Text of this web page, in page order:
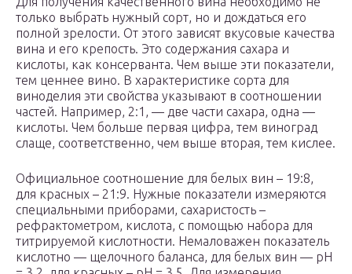
только выбрать нужный сорт, но и дождаться его
полной зрелости. От этого зависят вкусовые качества
вина и его крепость. Это содержания сахара и
кислоты, как консерванта. Чем выше эти показатели,
тем ценнее вино. В характеристике сорта для
виноделия эти свойства указывают в соотношении
частей. Например, 2:1, — две части сахара, одна —
кислоты. Чем больше первая цифра, тем виноград
слаще, соответственно, чем выше вторая, тем кислее.
Официальное соотношение для белых вин – 19:8,
для красных – 21:9. Нужные показатели измеряются
специальными приборами, сахаристость –
рефрактометром, кислота, с помощью набора для
титрируемой кислотности. Немаловажен показатель
кислотно — щелочного баланса, для белых вин — рН